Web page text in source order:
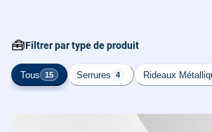
🧰Filtrer par type de produit
Tous 15 Serrures 4 Rideaux